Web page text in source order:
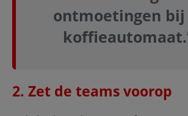
ontmoetingen bij
2. Zet de teams voorop